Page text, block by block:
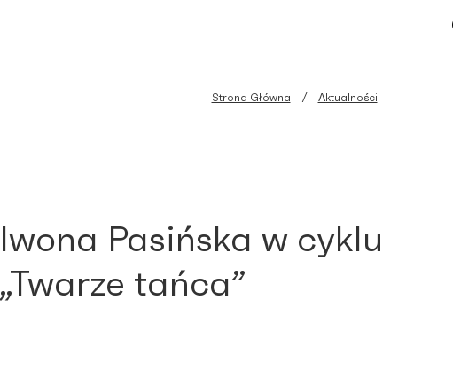
Strona Główna Aktualności
Iwona Pasińska w cyklu
„Twarze tańca”